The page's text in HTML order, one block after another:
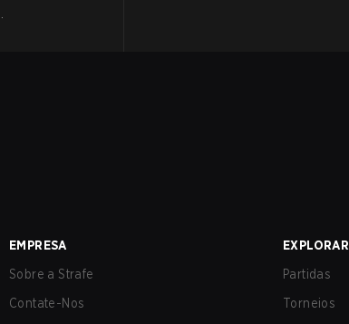
EMPRESA
Sobre a Strafe
Contate-Nos
EXPLORAR
Partidas
Torneios